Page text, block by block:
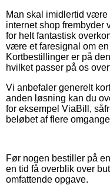
Man skal imidlertid være
internet shop frembyder
for helt fantastisk
være et faresignal om
Kortbestillinger er på
hvilket passer på os
Vi anbefaler generelt
anden løsning kan du
for eksempel ViaBill,
beløbet af flere
Før nogen bestiller på
en tid få overblik over
omfattende opgave.